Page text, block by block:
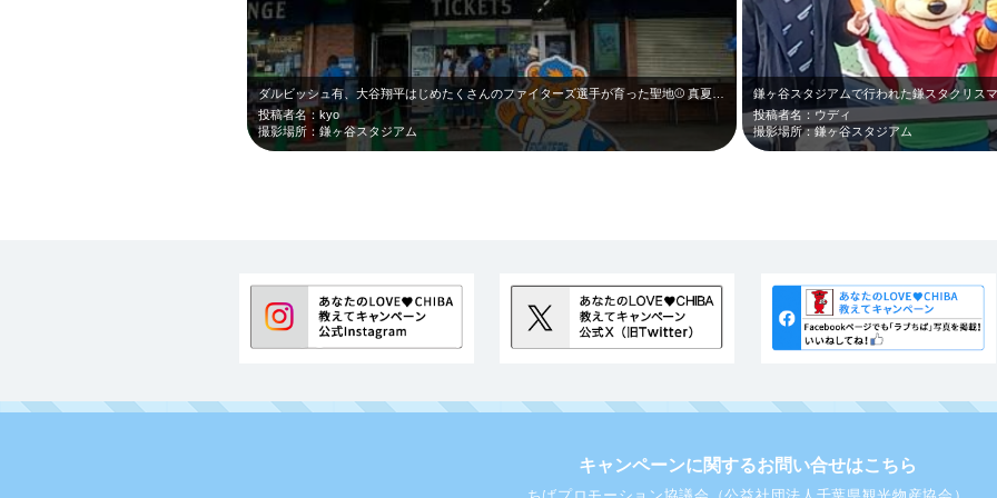
ダルビッシュ有、大谷翔平はじめたくさんのファイターズ選手が育った聖地⚾ 真夏…
投稿者名：kyo
撮影場所：鎌ヶ谷スタジアム
鎌ヶ谷スタジアムで行われた鎌スタクリス
投稿者名：ウディ
撮影場所：鎌ヶ谷スタジアム
キャンペーンに関するお問い合せはこちら